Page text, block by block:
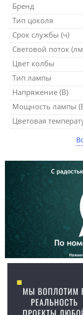
Бренд
Тип цоколя
Срок службы (ч)
Световой поток
Цвет колбы
Тип лампы
Напряжение (В)
Мощность лампы
Цветовая